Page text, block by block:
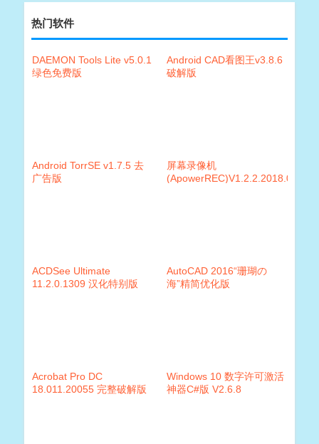
热门软件
DAEMON Tools Lite v5.0.1
绿色免费版
Android CAD看图王v3.8.6
破解版
Android TorrSE v1.7.5 去
广告版
屏幕录像机
(ApowerREC)V1.2.2.2018.07.30
ACDSee Ultimate
11.2.0.1309 汉化特别版
AutoCAD 2016“珊瑚の
海”精简优化版
Acrobat Pro DC
18.011.20055 完整破解版
Windows 10 数字许可激活
神器C#版 V2.6.8